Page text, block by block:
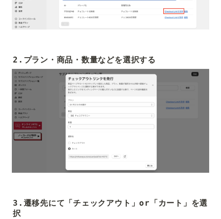
2.プラン・商品・数量などを選択する
3.遷移先にて「チェックアウト」or「カート」を選
択